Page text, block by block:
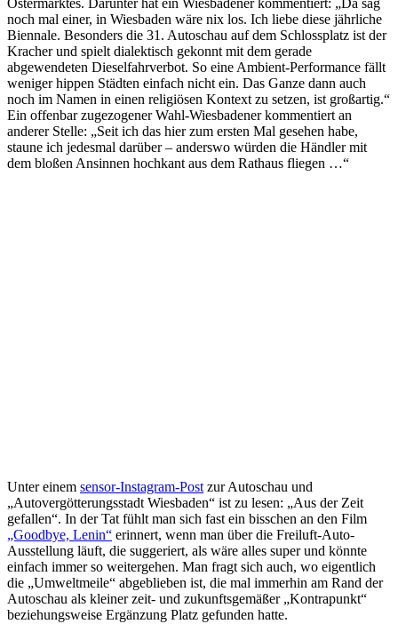
Ostermarktes. Darunter hat ein Wiesbadener kommentiert: „ Da sag
noch mal einer, in Wiesbaden wäre nix los. Ich liebe diese jährliche
Biennale. Besonders die 31. Autoschau auf dem Schlossplatz ist der
Kracher und spielt dialektisch gekonnt mit dem gerade
abgewendeten Dieselfahrverbot. So eine Ambient-Performance fällt
weniger hippen Städten einfach nicht ein. Das Ganze dann auch
noch im Namen in einen religiösen Kontext zu setzen, ist großartig.“
Ein offenbar zugezogener Wahl-Wiesbadener kommentiert an
anderer Stelle: „Seit ich das hier zum ersten Mal gesehen habe,
staune ich jedesmal darüber – anderswo würden die Händler mit
dem bloßen Ansinnen hochkant aus dem Rathaus fliegen …“
Unter einem sensor-Instagram-Post zur Autoschau und
„Autovergötterungsstadt Wiesbaden“ ist zu lesen: „Aus der Zeit
gefallen“. In der Tat fühlt man sich fast ein bisschen an den Film
„Goodbye, Lenin“ erinnert, wenn man über die Freiluft-Auto-
Ausstellung läuft, die suggeriert, als wäre alles super und könnte
einfach immer so weitergehen. Man fragt sich auch, wo eigentlich
die „Umweltmeile“ abgeblieben ist, die mal immerhin am Rand der
Autoschau als kleiner zeit- und zukunftsgemäßer „Kontrapunkt“
beziehungsweise Ergänzung Platz gefunden hatte.